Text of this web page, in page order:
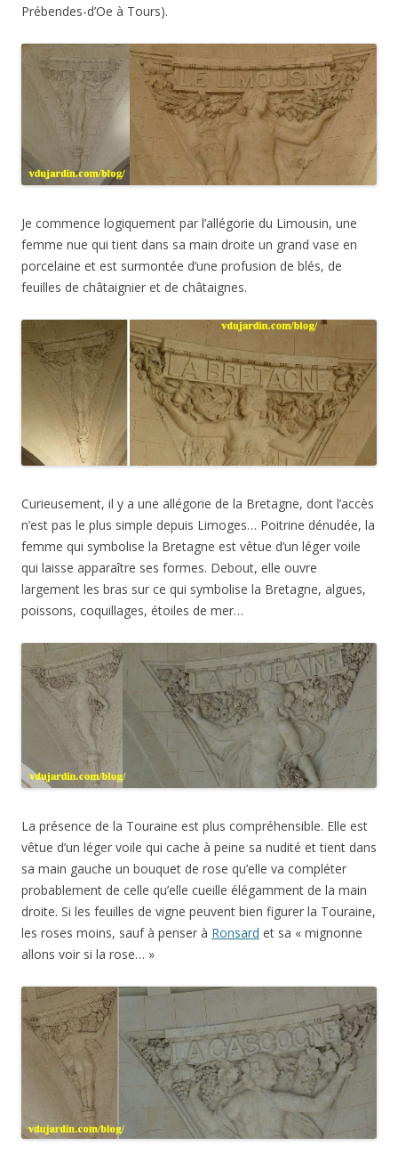
Prébendes-d’Oe à Tours).
Je commence logiquement par l’allégorie du Limousin, une
femme nue qui tient dans sa main droite un grand vase en
porcelaine et est surmontée d’une profusion de blés, de
feuilles de châtaignier et de châtaignes.
Curieusement, il y a une allégorie de la Bretagne, dont l’accès
n’est pas le plus simple depuis Limoges… Poitrine dénudée, la
femme qui symbolise la Bretagne est vêtue d’un léger voile
qui laisse apparaître ses formes. Debout, elle ouvre
largement les bras sur ce qui symbolise la Bretagne, algues,
poissons, coquillages, étoiles de mer…
La présence de la Touraine est plus compréhensible. Elle est
vêtue d’un léger voile qui cache à peine sa nudité et tient dans
sa main gauche un bouquet de rose qu’elle va compléter
probablement de celle qu’elle cueille élégamment de la main
droite. Si les feuilles de vigne peuvent bien figurer la Touraine,
les roses moins, sauf à penser à Ronsard et sa « mignonne
allons voir si la rose… »